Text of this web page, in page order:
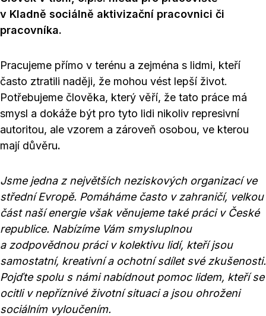
v Kladně sociálně aktivizační pracovnici či
pracovníka.
Pracujeme přímo v terénu a zejména s lidmi, kteří
často ztratili naději, že mohou vést lepší život.
Potřebujeme člověka, který věří, že tato práce má
smysl a dokáže být pro tyto lidi nikoliv represivní
autoritou, ale vzorem a zároveň osobou, ve kterou
mají důvěru.
Jsme jedna z největších neziskových organizací ve
střední Evropě. Pomáháme často v zahraničí, velkou
část naší energie však věnujeme také práci v České
republice. Nabízíme Vám smysluplnou
a zodpovědnou práci v kolektivu lidí, kteří jsou
samostatní, kreativní a ochotní sdílet své zkušenosti.
Pojďte spolu s námi nabídnout pomoc lidem, kteří se
ocitli v nepříznivé životní situaci a jsou ohroženi
sociálním vyloučením.